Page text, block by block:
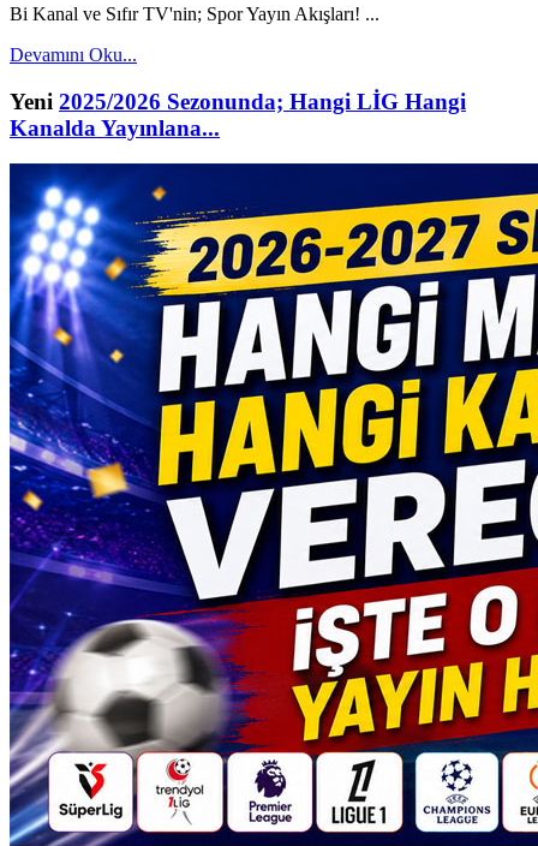
Bi Kanal ve Sıfır TV'nin; Spor Yayın Akışları! ...
Devamını Oku...
Yeni 2025/2026 Sezonunda; Hangi LİG Hangi
Kanalda Yayınlana...